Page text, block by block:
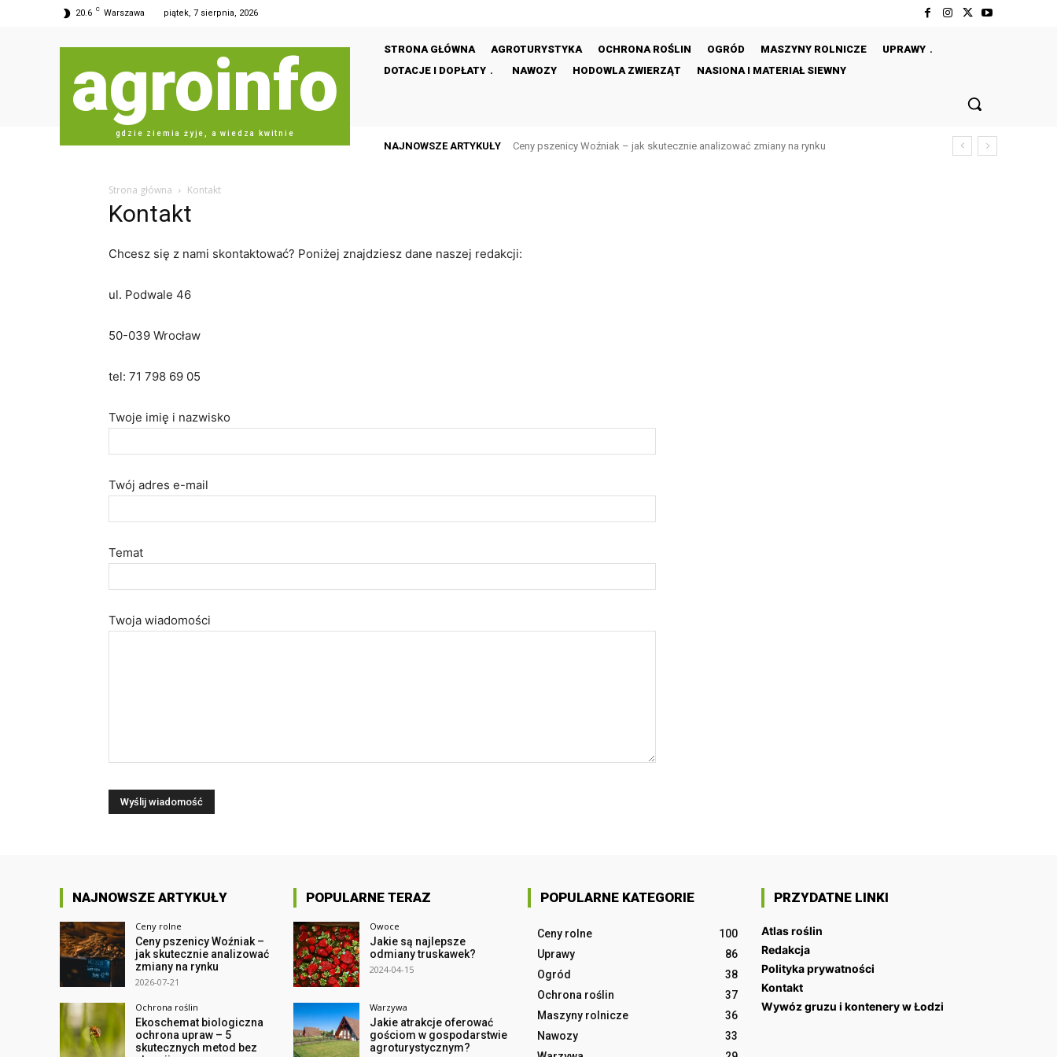
20.6 C Warszawa piątek, 7 sierpnia, 2026
agroinfo
gdzie ziemia żyje, a wiedza kwitnie
STRONA GŁÓWNA AGROTURYSTYKA OCHRONA ROŚLIN OGRÓD MASZYNY ROLNICZE
UPRAWY
DOTACJE I DOPŁATY
NAWOZY HODOWLA ZWIERZĄT NASIONA I MATERIAŁ SIEWNY
NAJNOWSZE ARTYKUŁY Ceny pszenicy Woźniak – jak skutecznie analizować zmiany na rynku
Ekoschemat biologiczna ochrona upraw – 5 skutecznych metod bez chemii
Strona główna Kontakt
Kontakt
Chcesz się z nami skontaktować? Poniżej znajdziesz dane naszej redakcji:
ul. Podwale 46
50-039 Wrocław
tel: 71 798 69 05
Twoje imię i nazwisko
Twój adres e-mail
Temat
Twoja wiadomości
NAJNOWSZE ARTYKUŁY
Ceny rolne
Ceny pszenicy Woźniak –
jak skutecznie analizować
zmiany na rynku
2026-07-21
Ochrona roślin
Ekoschemat biologiczna
ochrona upraw – 5
skutecznych metod bez
POPULARNE TERAZ
Owoce
Jakie są najlepsze
odmiany truskawek?
2024-04-15
Warzywa
Jakie atrakcje oferować
gościom w gospodarstwie
agroturystycznym?
POPULARNE KATEGORIE
Ceny rolne
100
Uprawy
86
Ogród
38
Ochrona roślin
37
Maszyny rolnicze
36
Nawozy
33
PRZYDATNE LINKI
Atlas roślin
Redakcja
Polityka prywatności
Kontakt
Wywóz gruzu i kontenery w Łodzi